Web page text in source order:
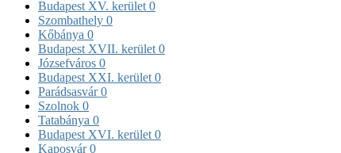
Budapest XV. kerület 0
Szombathely 0
Kőbánya 0
Budapest XVII. kerület 0
Józsefváros 0
Budapest XXI. kerület 0
Parádsasvár0
Szolnok 0
Tatabánya 0
Budapest XVI. kerület 0
Kaposvár0